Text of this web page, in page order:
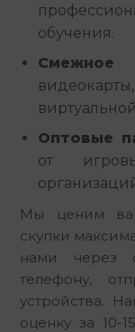
обучения.
Смежное
Оптовые
от
Мы ценим
скупки
нами через
телефону,
устройства.
оценку за 10-